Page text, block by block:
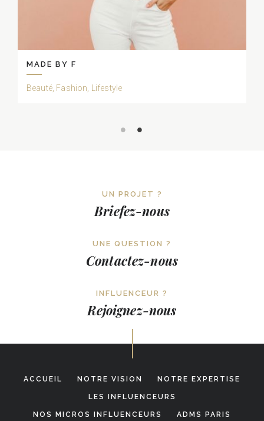
MADE BY F
Beauté, Fashion, Lifestyle
UN PROJET ?
Briefez-nous
UNE QUESTION ?
Contactez-nous
INFLUENCEUR ?
Rejoignez-nous
ACCUEIL NOTRE VISION NOTRE EXPERTISE
LES INFLUENCEURS
NOS MICROS INFLUENCEURS ADMS PARIS